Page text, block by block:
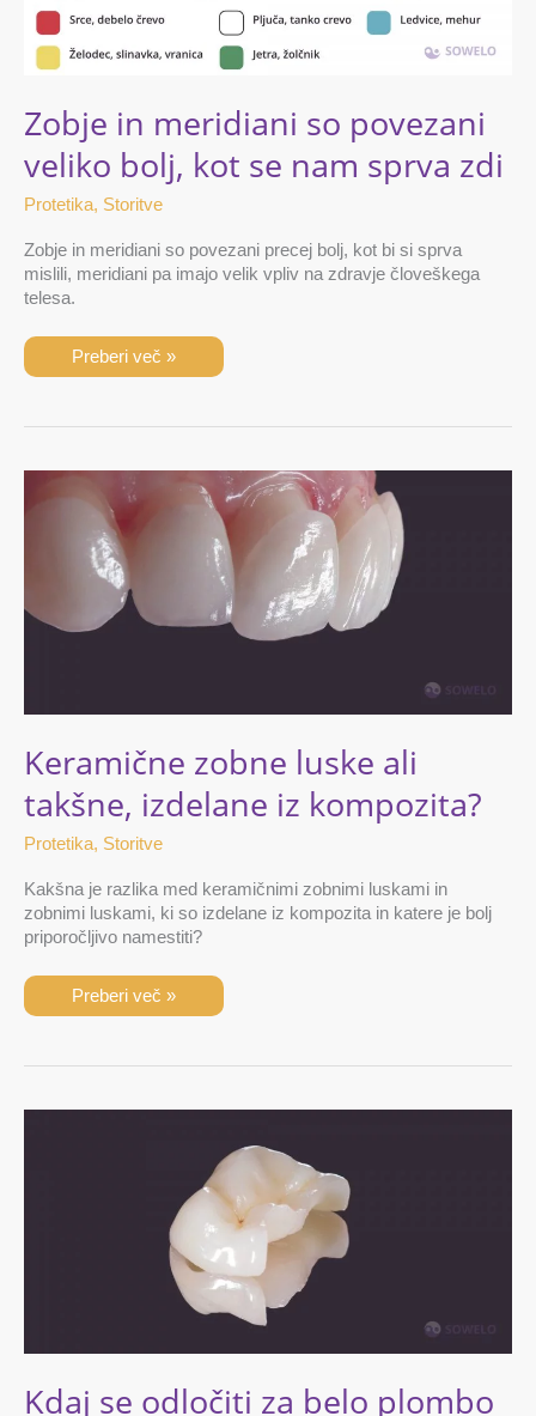
Zobje in meridiani so povezani
veliko bolj, kot se nam sprva zdi
Protetika, Storitve
Zobje in meridiani so povezani precej bolj, kot bi si sprva
mislili, meridiani pa imajo velik vpliv na zdravje človeškega
telesa.
zdi
Preberi več »
Keramične zobne luske ali
takšne, izdelane iz kompozita?
Protetika, Storitve
Kakšna je razlika med keramičnimi zobnimi luskami in
zobnimi luskami, ki so izdelane iz kompozita in katere je bolj
priporočljivo namestiti?
Keramične
zobne
luske
takšne,
izdelane
kompozita?
Preberi več »
Kdaj se odločiti za belo plombo